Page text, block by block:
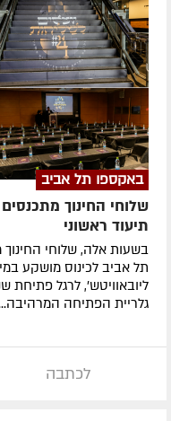
באקספו תל אביב
שלוחי החינוך
תיעוד ראשוני
בשעות אלה, שלוחי
תל אביב לכינוס מושקע
ליובאוויטש', לרגל
גלריית הפתיחה
לכתבה